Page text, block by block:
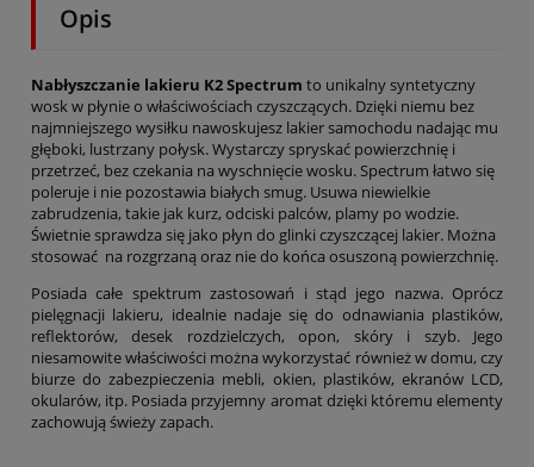
Opis
Nabłyszczanie lakieru K2 Spectrum to unikalny syntetyczny
wosk w płynie o właściwościach czyszczących. Dzięki niemu bez
najmniejszego wysiłku nawoskujesz lakier samochodu nadając mu
głęboki, lustrzany połysk. Wystarczy spryskać powierzchnię i
przetrzeć, bez czekania na wyschnięcie wosku. Spectrum łatwo się
poleruje i nie pozostawia białych smug. Usuwa niewielkie
zabrudzenia, takie jak kurz, odciski palców, plamy po wodzie.
Świetnie sprawdza się jako płyn do glinki czyszczącej lakier. Można
stosować na rozgrzaną oraz nie do końca osuszoną powierzchnię.
Posiada całe spektrum zastosowań i stąd jego nazwa. Oprócz
pielęgnacji lakieru, idealnie nadaje się do odnawiania plastików,
reflektorów, desek rozdzielczych, opon, skóry i szyb. Jego
niesamowite właściwości można wykorzystać również w domu, czy
biurze do zabezpieczenia mebli, okien, plastików, ekranów LCD,
okularów, itp. Posiada przyjemny aromat dzięki któremu elementy
zachowują świeży zapach.